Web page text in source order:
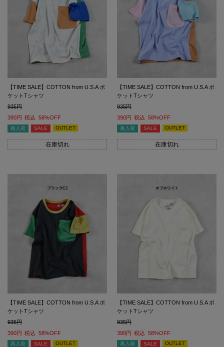
【TIME SALE】COTTON from U.S.A ポ
ケットTシャツ
935
390
税込 58%OFF
再入荷 SALE OUTLET
在庫切れ
【TIME SALE】COTTON from U.S.A ポ
ケットTシャツ
935
390
税込 58%OFF
再入荷 SALE OUTLET
在庫切れ
【TIME SALE】COTTON from U.S.A ポ
ケットTシャツ
935
390
税込 58%OFF
再入荷 SALE OUTLET
【TIME SALE】COTTON from U.S.A ポ
ケットTシャツ
935
390
税込 58%OFF
再入荷 SALE OUTLET